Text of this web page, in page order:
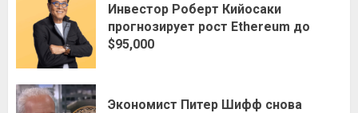
Инвестор Роберт Кийосаки
прогнозирует рост Ethereum до
$95,000
Экономист Питер Шифф снова